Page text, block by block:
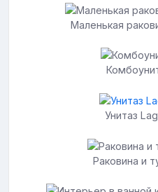
Маленькая
Унитаз
Раковина и